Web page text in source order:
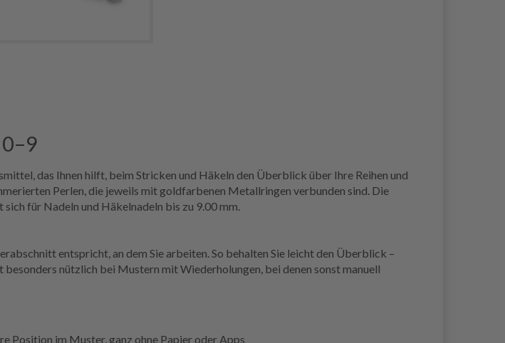
das Ihnen hilft, beim Stricken und Häkeln den Überblick über Ihre Reihen und
Perlen, die jeweils mit goldfarbenen Metallringen verbunden sind. Die
für Nadeln und Häkelnadeln bis zu 9.00 mm.
entspricht, an dem Sie arbeiten. So behalten Sie leicht den Überblick –
nützlich bei Mustern mit Wiederholungen, bei denen sonst manuell
Position im Muster, ganz ohne Papier oder Apps